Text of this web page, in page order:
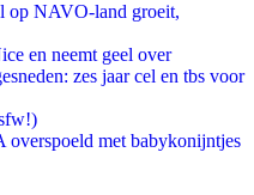
op NAVO-land groeit,
en neemt geel over
zes jaar cel en tbs voor
overspoeld met babykonijntjes